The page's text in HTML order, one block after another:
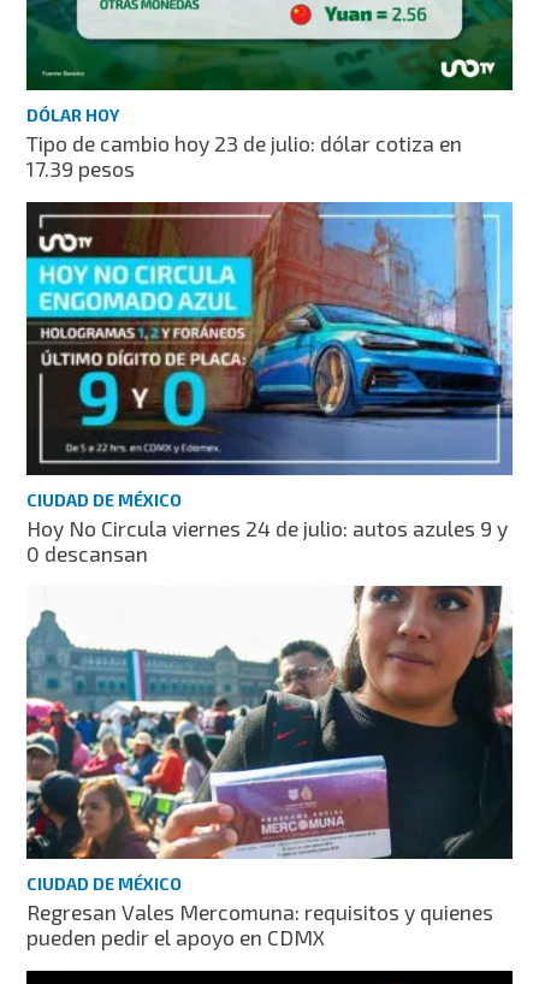
DÓLAR HOY
Tipo de cambio hoy 23 de julio: dólar cotiza en
17.39 pesos
CIUDAD DE MÉXICO
Hoy No Circula viernes 24 de julio: autos azules 9 y
0 descansan
CIUDAD DE MÉXICO
Regresan Vales Mercomuna: requisitos y quienes
pueden pedir el apoyo en CDMX